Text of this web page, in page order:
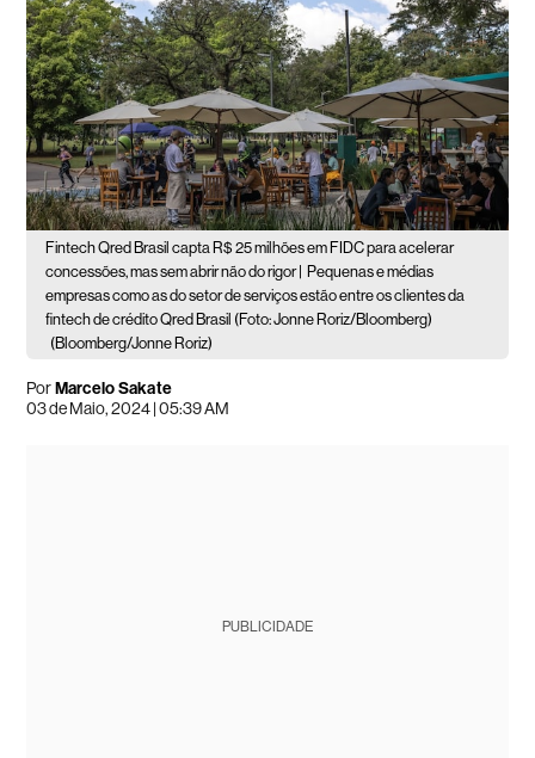
Fintech Qred Brasil capta R$ 25 milhões em FIDC para acelerar
concessões, mas sem abrir não do rigor | Pequenas e médias
empresas como as do setor de serviços estão entre os clientes da
fintech de crédito Qred Brasil (Foto: Jonne Roriz/Bloomberg)
(Bloomberg/Jonne Roriz)
PorMarcelo Sakate
03 de Maio, 2024 | 05:39 AM
PUBLICIDADE